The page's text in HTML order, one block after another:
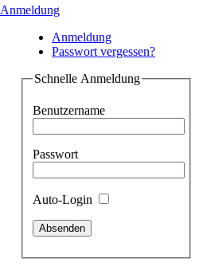
Anmeldung
Anmeldung
Passwort vergessen?
Schnelle Anmeldung
Benutzername
Passwort
Auto-Login